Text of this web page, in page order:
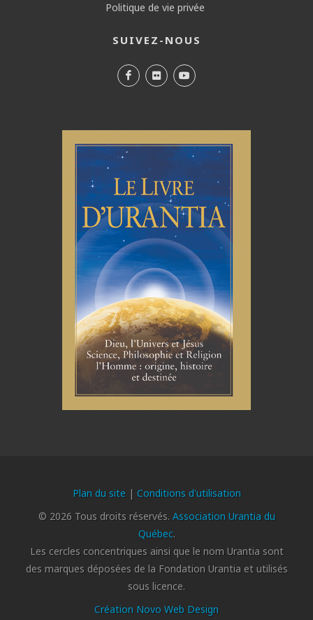
Politique de vie privée
SUIVEZ-NOUS
Plan du site | Conditions d'utilisation
© 2026 Tous droits réservés. Association Urantia du
Québec.
Les cercles concentriques ainsi que le nom Urantia sont
des marques déposées de la Fondation Urantia et utilisés
sous licence.
Création Novo Web Design